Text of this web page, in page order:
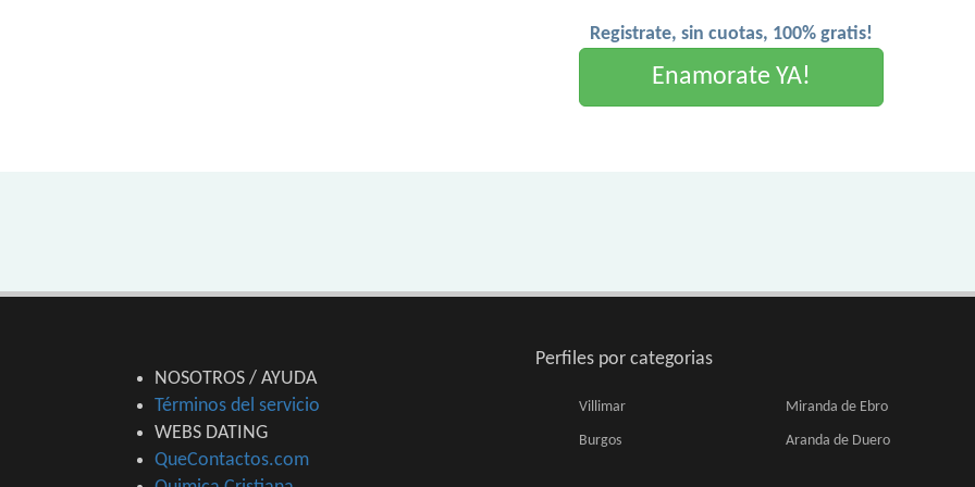
Registrate, sin cuotas, 100% gratis!
Enamorate YA!
NOSOTROS / AYUDA
Términos del servicio
WEBS DATING
QueContactos.com
Perfiles por categorias
Villimar Miranda de Ebro
Burgos Aranda de Duero